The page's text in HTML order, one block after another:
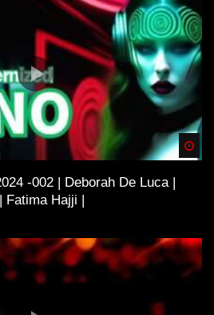
-002 | Deborah De Luca |
Fatima Hajji |